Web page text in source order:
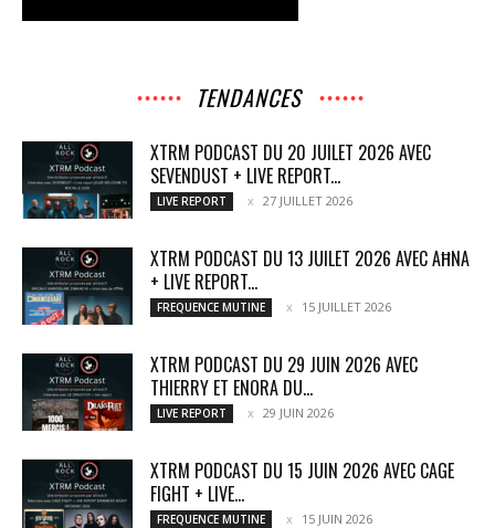
TENDANCES
XTRM PODCAST DU 20 JUILET 2026 AVEC
SEVENDUST + LIVE REPORT...
LIVE REPORT 27 JUILLET 2026
XTRM PODCAST DU 13 JUILET 2026 AVEC AĦNA
+ LIVE REPORT...
FREQUENCE MUTINE 15 JUILLET 2026
XTRM PODCAST DU 29 JUIN 2026 AVEC
THIERRY ET ENORA DU...
LIVE REPORT 29 JUIN 2026
XTRM PODCAST DU 15 JUIN 2026 AVEC CAGE
FIGHT + LIVE...
FREQUENCE MUTINE 15 JUIN 2026